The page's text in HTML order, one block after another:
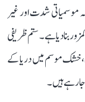
موسمیاتی شدت اور غیر
بنا دیا ہے۔ ستم ظریفی
خشک موسم میں دریا کے
جا رہے ہیں۔